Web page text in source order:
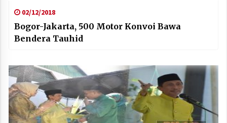
02/12/2018
Bogor-Jakarta, 500 Motor Konvoi Bawa
Bendera Tauhid